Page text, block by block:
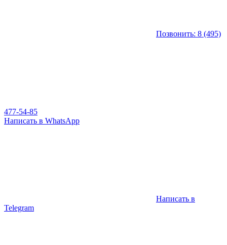
Позвонить: 8 (495)
477-54-85
Написать в WhatsApp
Написать в
Telegram